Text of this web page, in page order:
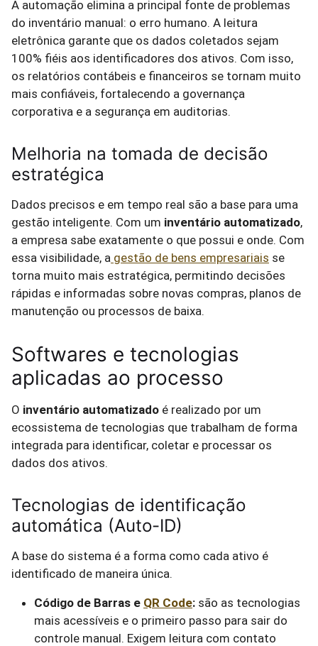
A automação elimina a principal fonte de problemas
do inventário manual: o erro humano. A leitura
eletrônica garante que os dados coletados sejam
100% fiéis aos identificadores dos ativos. Com isso,
os relatórios contábeis e financeiros se tornam muito
mais confiáveis, fortalecendo a governança
corporativa e a segurança em auditorias.
Melhoria na tomada de decisão
estratégica
Dados precisos e em tempo real são a base para uma
gestão inteligente. Com um inventário automatizado,
a empresa sabe exatamente o que possui e onde. Com
essa visibilidade, a gestão de bens empresariais se
torna muito mais estratégica, permitindo decisões
rápidas e informadas sobre novas compras, planos de
manutenção ou processos de baixa.
Softwares e tecnologias
aplicadas ao processo
O inventário automatizado é realizado por um
ecossistema de tecnologias que trabalham de forma
integrada para identificar, coletar e processar os
dados dos ativos.
Tecnologias de identificação
automática (Auto-ID)
A base do sistema é a forma como cada ativo é
identificado de maneira única.
Código de Barras e QR Code: são as tecnologias
mais acessíveis e o primeiro passo para sair do
controle manual. Exigem leitura com contato